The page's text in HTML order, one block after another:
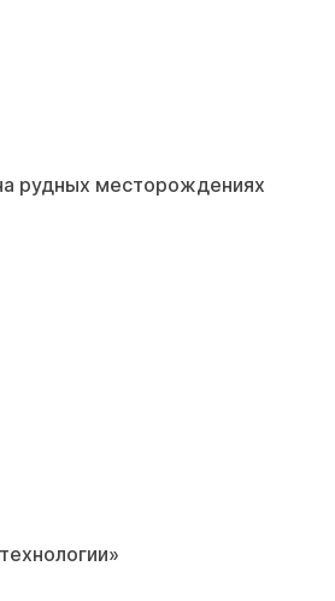
рудных месторождениях